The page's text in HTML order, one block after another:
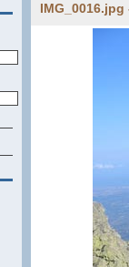
IMG_0016.jpg